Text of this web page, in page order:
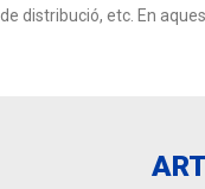
distribució, etc. En